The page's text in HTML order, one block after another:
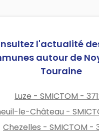
l'actualité
autour de
Touraine
Luze - SMICTOM -
le-Château -
Chezelles - SMICTOM -